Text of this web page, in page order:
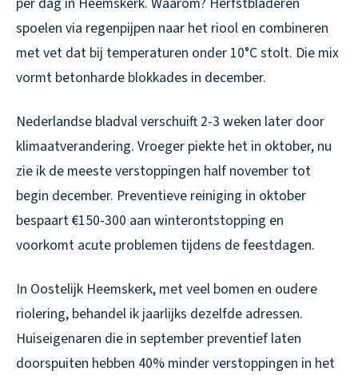
spoelen via regenpijpen naar het riool en combineren
met vet dat bij temperaturen onder 10°C stolt. Die mix
vormt betonharde blokkades in december.
Nederlandse bladval verschuift 2-3 weken later door
klimaatverandering. Vroeger piekte het in oktober, nu
zie ik de meeste verstoppingen half november tot
begin december. Preventieve reiniging in oktober
bespaart €150-300 aan winterontstopping en
voorkomt acute problemen tijdens de feestdagen.
In Oostelijk Heemskerk, met veel bomen en oudere
riolering, behandel ik jaarlijks dezelfde adressen.
Huiseigenaren die in september preventief laten
doorspuiten hebben 40% minder verstoppingen in het